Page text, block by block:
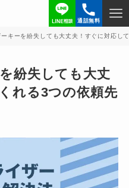
通話無料
ーキーを紛失しても大丈夫！すぐに対応し
紛失しても大丈
れる3つの依頼先